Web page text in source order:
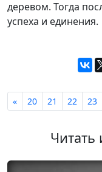
деревом. Тогда
успеха и единения.
« 20 21 22 23
Читать